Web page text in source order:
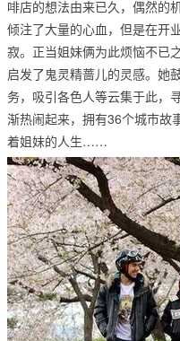
啡店的想法由来已久，偶然的
倾注了大量的心血，但是在开
寂。正当姐妹俩为此烦恼不已
启发了鬼灵精蔷儿的灵感。她
务，吸引各色人等云集于此，
渐热闹起来，拥有36个城市故
着姐妹的人生……